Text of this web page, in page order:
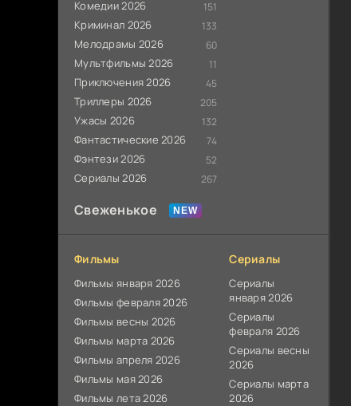
Комедии 2026 151
Криминал 2026 133
Мелодрамы 2026 60
Мультфильмы 2026 11
Приключения 2026 45
Триллеры 2026 205
Ужасы 2026 132
Фантастические 2026 74
Фэнтези 2026 52
Сериалы 2026 267
Свеженькое
Фильмы
Фильмы января 2026
Фильмы февраля 2026
Фильмы весны 2026
Фильмы марта 2026
Фильмы апреля 2026
Фильмы мая 2026
Фильмы лета 2026
Сериалы
Сериалы
января 2026
Сериалы
февраля 2026
Сериалы весны
2026
Сериалы марта
2026